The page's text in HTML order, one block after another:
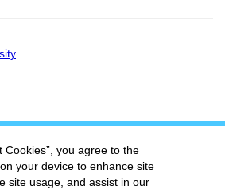
Cookies”, you agree to the
your device to enhance site
site usage, and assist in our